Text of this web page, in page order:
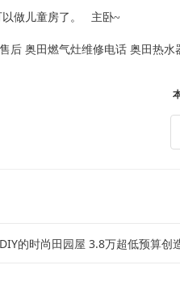
以做儿童房了。 主卧~
后 奥田燃气灶维修电话 奥田热水
尚田园屋 3.8万超低预算创造奇迹{奥田小资女超给